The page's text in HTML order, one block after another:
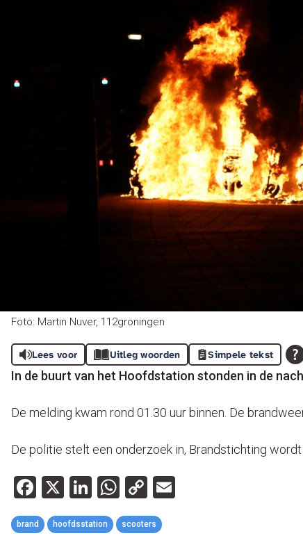
Foto: Martin Nuver, 112groningen
Lees voor Uitleg woorden Simpele tekst
In de buurt van het Hoofdstation stonden in de
De melding kwam rond 01.30 uur binnen. De
De politie stelt een onderzoek in, Brandstichting
Facebook
X LinkedIn
WhatsApp
Copy
Link
brand hoofdsstation scooters